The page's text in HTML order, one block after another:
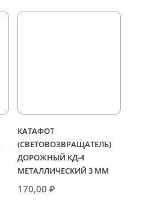
КАТАФОТ
(СВЕТОВОЗВРАЩАТЕЛЬ)
ДОРОЖНЫЙ КД-4
МЕТАЛЛИЧЕСКИЙ 3 ММ
170,00₽